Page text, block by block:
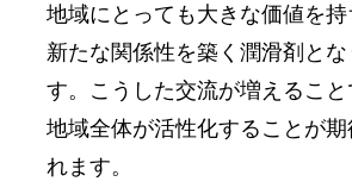
地域にとっても大きな価値を持
新たな関係性を築く潤滑剤とな
す。こうした交流が増えること
地域全体が活性化することが期
れます。